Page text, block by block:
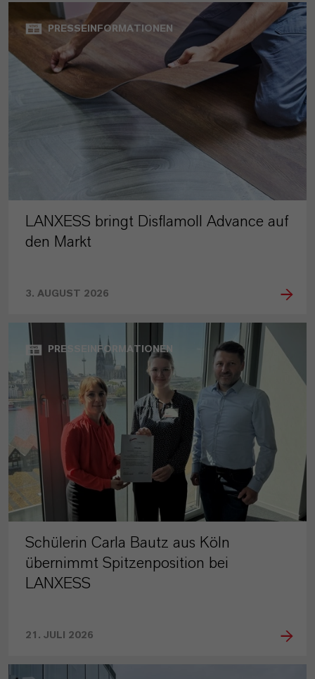
PRESSEINFORMATIONEN
LANXESS bringt Disflamoll Advance auf
den Markt
3. AUGUST 2026
PRESSEINFORMATIONEN
Schülerin Carla Bautz aus Köln
übernimmt Spitzenposition bei
LANXESS
21. JULI 2026